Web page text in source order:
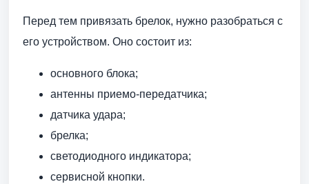
Перед тем привязать брелок, нужно разобраться с
его устройством. Оно состоит из:
основного блока;
антенны приемо-передатчика;
датчика удара;
брелка;
светодиодного индикатора;
сервисной кнопки.